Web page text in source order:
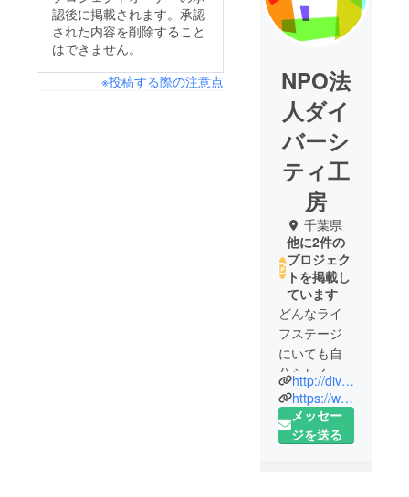
認後に掲載されます。承認
された内容を削除すること
はできません。
※投稿する際の注意点
NPO法
人ダイ
バーシ
ティ工
房
千葉県
他に2件の
プロジェク
トを掲載し
ています
どんなライ
フステージ
にいても自
分らしく暮
らせるよう
に。相談し
やすい地域
http://diversitykobo.org
https://www.facebook.com/diversity.cobo
メッセー
ジを送る